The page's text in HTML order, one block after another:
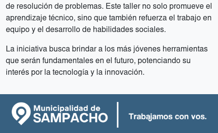
de resolución de problemas. Este taller no solo promueve el
aprendizaje técnico, sino que también refuerza el trabajo en
equipo y el desarrollo de habilidades sociales.
La iniciativa busca brindar a los más jóvenes herramientas
que serán fundamentales en el futuro, potenciando su
interés por la tecnología y la innovación.